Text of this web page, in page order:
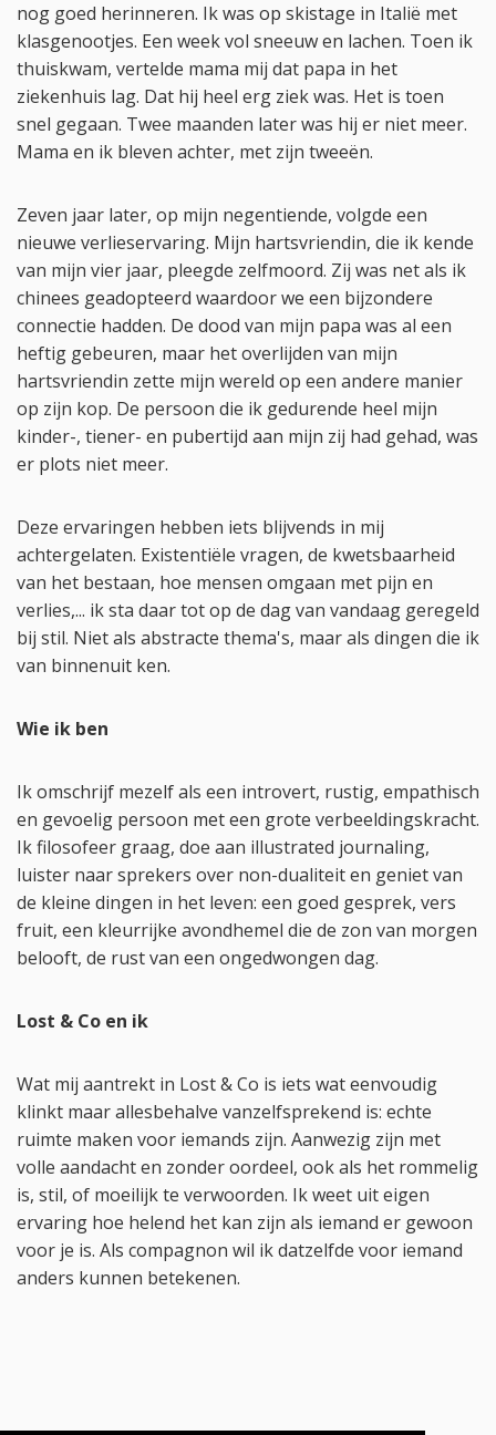
nog goed herinneren. Ik was op skistage in Italië met
klasgenootjes. Een week vol sneeuw en lachen. Toen ik
thuiskwam, vertelde mama mij dat papa in het
ziekenhuis lag. Dat hij heel erg ziek was. Het is toen
snel gegaan. Twee maanden later was hij er niet meer.
Mama en ik bleven achter, met zijn tweeën.
Zeven jaar later, op mijn negentiende, volgde een
nieuwe verlieservaring. Mijn hartsvriendin, die ik kende
van mijn vier jaar, pleegde zelfmoord. Zij was net als ik
chinees geadopteerd waardoor we een bijzondere
connectie hadden. De dood van mijn papa was al een
heftig gebeuren, maar het overlijden van mijn
hartsvriendin zette mijn wereld op een andere manier
op zijn kop. De persoon die ik gedurende heel mijn
kinder-, tiener- en pubertijd aan mijn zij had gehad, was
er plots niet meer.
Deze ervaringen hebben iets blijvends in mij
achtergelaten. Existentiële vragen, de kwetsbaarheid
van het bestaan, hoe mensen omgaan met pijn en
verlies,... ik sta daar tot op de dag van vandaag geregeld
bij stil. Niet als abstracte thema's, maar als dingen die ik
van binnenuit ken.
Wie ik ben
Ik omschrijf mezelf als een introvert, rustig, empathisch
en gevoelig persoon met een grote verbeeldingskracht.
Ik filosofeer graag, doe aan illustrated journaling,
luister naar sprekers over non-dualiteit en geniet van
de kleine dingen in het leven: een goed gesprek, vers
fruit, een kleurrijke avondhemel die de zon van morgen
belooft, de rust van een ongedwongen dag.
Lost & Co en ik
Wat mij aantrekt in Lost & Co is iets wat eenvoudig
klinkt maar allesbehalve vanzelfsprekend is: echte
ruimte maken voor iemands zijn. Aanwezig zijn met
volle aandacht en zonder oordeel, ook als het rommelig
is, stil, of moeilijk te verwoorden. Ik weet uit eigen
ervaring hoe helend het kan zijn als iemand er gewoon
voor je is. Als compagnon wil ik datzelfde voor iemand
anders kunnen betekenen.